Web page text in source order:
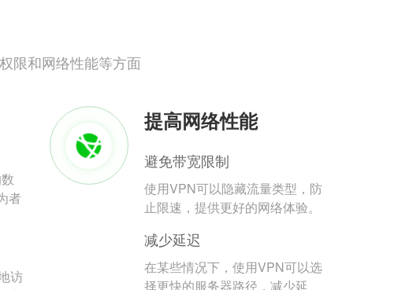
限和网络性能等方面
者
访
提高网络性能
避免带宽限制
使用VPN可以隐藏流量类型，防
止限速，提供更好的网络体验。
减少延迟
在某些情况下，使用VPN可以选
择更快的服务器路径，减少延